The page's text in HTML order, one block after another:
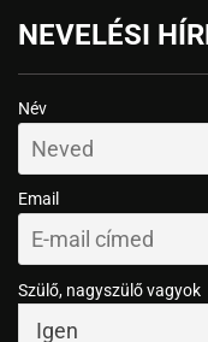
NEVELÉSI
Név
Email
Szülő, nagyszülő vagyok